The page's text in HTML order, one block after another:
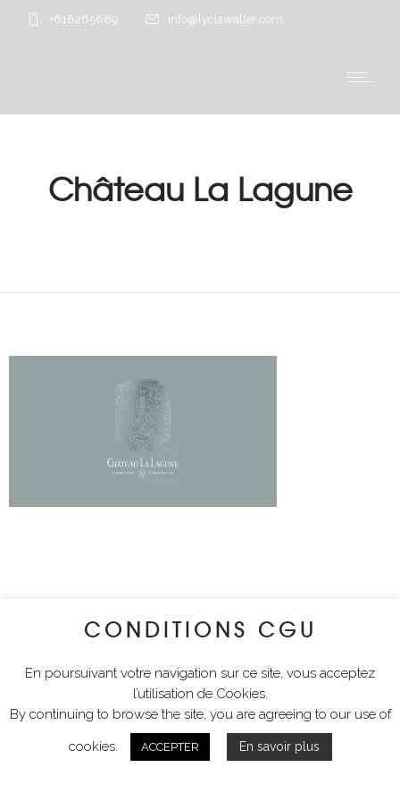
+618265689 info@lyciawalter.com
Château La Lagune
CONDITIONS CGU
En poursuivant votre navigation sur ce site, vous acceptez
l’utilisation de Cookies.
By continuing to browse the site, you are agreeing to our use of
cookies.
ACCEPTER En savoir plus